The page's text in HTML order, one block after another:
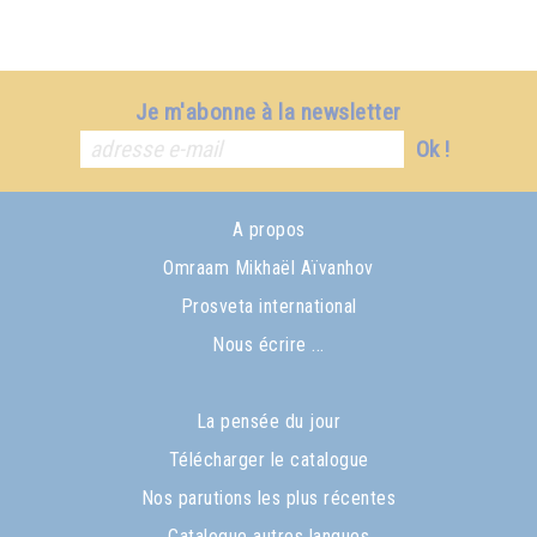
Je m'abonne à la newsletter
Ok !
A propos
Omraam Mikhaël Aïvanhov
Prosveta international
Nous écrire ...
La pensée du jour
Télécharger le catalogue
Nos parutions les plus récentes